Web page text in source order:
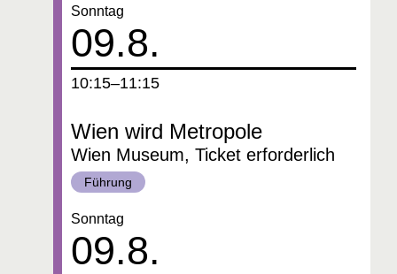
Wien wird Metropole
Wien Museum, Ticket erforderlich
Kategorie:
Führung
Datum:
09.8.
Sonntag
um
10:15–11:15
Datum:
09.8.
Sonntag